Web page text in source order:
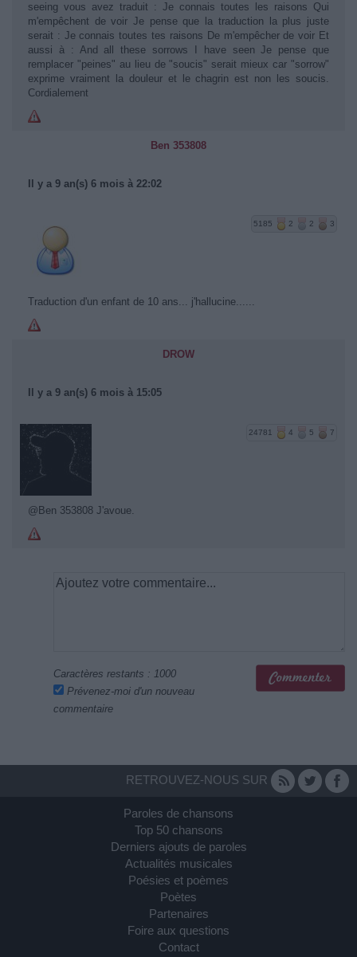
seeing vous avez traduit : Je connais toutes les raisons Qui
m'empêchent de voir Je pense que la traduction la plus juste
serait : Je connais toutes tes raisons De m'empêcher de voir Et
aussi à : And all these sorrows I have seen Je pense que
remplacer "peines" au lieu de "soucis" serait mieux car "sorrow"
exprime vraiment la douleur et le chagrin est non les soucis.
Cordialement
Ben 353808
Il y a 9 an(s) 6 mois à 22:02
5185 2 2 3
Traduction d'un enfant de 10 ans... j'hallucine......
DROW
Il y a 9 an(s) 6 mois à 15:05
24781 4 5 7
@Ben 353808 J'avoue.
Caractères restants : 1000
Prévenez-moi d'un nouveau
commentaire
RETROUVEZ-NOUS SUR
Paroles de chansons
Top 50 chansons
Derniers ajouts de paroles
Actualités musicales
Poésies et poèmes
Poètes
Partenaires
Foire aux questions
Contact